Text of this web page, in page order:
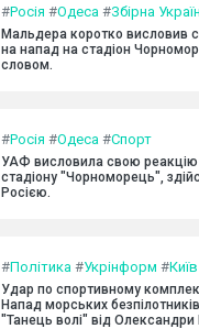
#Росія #Одеса #Збірна
Мальдера коротко висловив
на напад на стадіон
словом.
#Росія #Одеса #Спорт
УАФ висловила свою реакцію
стадіону "Чорноморець",
Росією.
#Політика #Укрінформ #Київ
Удар по спортивному
Напад морських безпілотників
"Танець волі" від Олександри